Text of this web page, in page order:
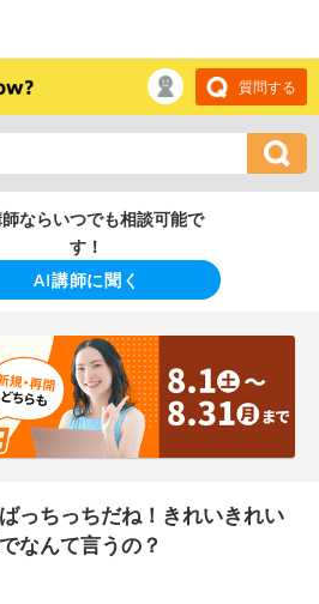
質問する
ならいつでも相談可能で
す！
AI講師に聞く
っちっちだね！きれいきれい
なんて言うの？